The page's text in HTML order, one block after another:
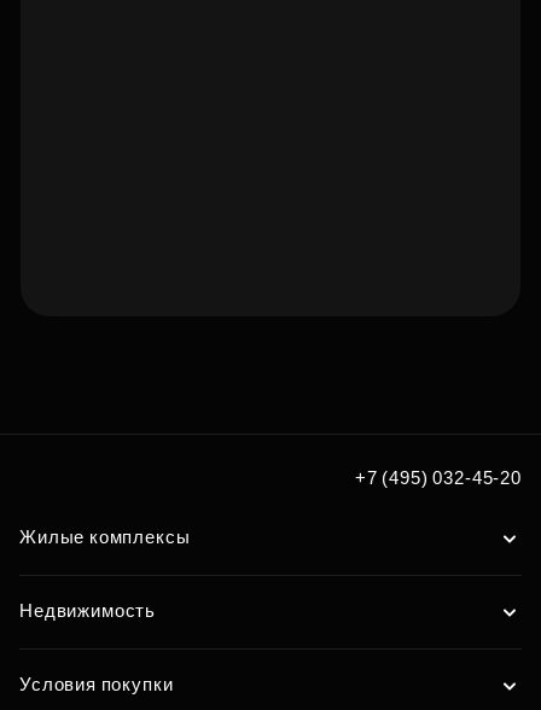
+7 (495) 032-45-20
Жилые комплексы
Недвижимость
Условия покупки